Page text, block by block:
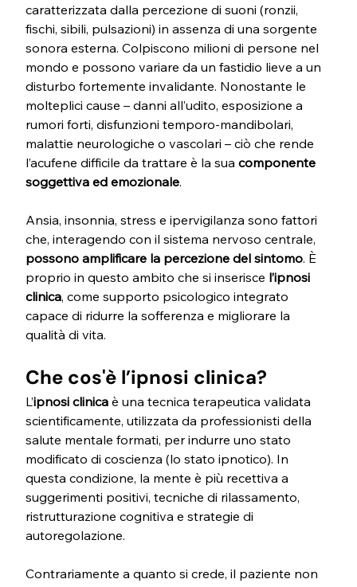
caratterizzata dalla percezione di suoni (ronzii,
fischi, sibili, pulsazioni) in assenza di una sorgente
sonora esterna. Colpiscono milioni di persone nel
mondo e possono variare da un fastidio lieve a un
disturbo fortemente invalidante. Nonostante le
molteplici cause – danni all’udito, esposizione a
rumori forti, disfunzioni temporo-mandibolari,
malattie neurologiche o vascolari – ciò che rende
l’acufene difficile da trattare è la sua componente
soggettiva ed emozionale.
Ansia, insonnia, stress e ipervigilanza sono fattori
che, interagendo con il sistema nervoso centrale,
possono amplificare la percezione del sintomo. È
proprio in questo ambito che si inserisce l’ipnosi
clinica, come supporto psicologico integrato
capace di ridurre la sofferenza e migliorare la
qualità di vita.
Che cos'è l’ipnosi clinica?
L’ipnosi clinica è una tecnica terapeutica validata
scientificamente, utilizzata da professionisti della
salute mentale formati, per indurre uno stato
modificato di coscienza (lo stato ipnotico). In
questa condizione, la mente è più recettiva a
suggerimenti positivi, tecniche di rilassamento,
ristrutturazione cognitiva e strategie di
autoregolazione.
Contrariamente a quanto si crede, il paziente non